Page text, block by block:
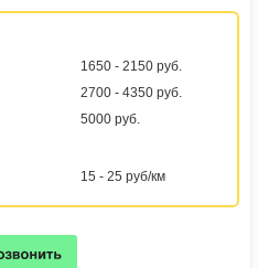
1650 - 2150 руб.
2700 - 4350 руб.
5000 руб.
15 - 25 руб/км